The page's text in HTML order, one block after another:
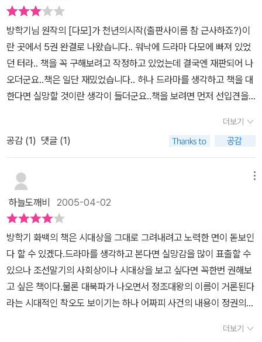
방학기님 원작의 [다모]가 천년의시작(출판사이름 참 근사하죠?)이
란 곳에서 5권 완결로 나왔습니다.. 워낙에 드라마 다모에 빠져 있었
던 터라.. 책을 꼭 구해보려고 작정하고 있었는데 결국엔 재판되어 나
오더군요..책은 일단 재밌었습니다.. 허나 드라마를 생각하고 책을 대
한다면 실망할 것이란 생각이 들더군요..책을 보려면 먼저 선입견을
지만.. 거기에 얽힌 세부사항들은 많이 다르시다고 보면 됩니다..드라
마가 워낙에 알려졌으니 드라마와 비교를 안할 수가 없는데..드라마
에선 세 주인공들의 모습에 촛점을 맞춘 반면..(그게 드라마의 특징이
겠죠.)원작에서 사건과 무술에 촛점을 맞추었습니다..그리고 채옥이
홀로 명실상부한 주인공입니다..특히 채옥의 모습이 좀더 강인하고..
사건의 해결에 결정적인 역할을 합니다..아~ 마축지의 활약도 크구
요..황보윤은 원작에서도 죽습니다..그리고,황보윤의 성격은 드라마
와는 좀 많이 다릅니다..하지만.. 웬지 원작이 좀더 사실적이지 않을까
하는 생각이 들더군요..그 시대의 남자들이라면..뭐 여자에게 순애보
적이지도 않을테고..또, 사건 해결 때문에 사람이 희생되는 것에 대해
그다지 신경쓸 것 같진 않죠..(원작에서 황보윤에게 딴 여자도 있고,
좀 비정하게 나오거든요..)장성백이란 캐릭터는 드라마에서 거의 만
들어낸 것입니다..원작에는 천두령이라고 나오는데.. 성격 더럽거든
더보기
공감 (1) 댓글 (1)
하늘도깨비 2005-04-02
방학기 화백의 책은 시대상을 그대로 그려내려고 노력한 면이 돋보인
다 할 수 있겠다.드라마를 생각하고 본다면 실망감을 많이 표출할 수
있으나 조선말기의 사회상이나 시대상을 보고 싶다면 꼭한번 권해보
고 싶은 책이다.물론 대북파가 나오면서 정조대왕의 이름이 거론된다
라는 시대적인 착오도 보이기는 하나 어짜피 사건의 내용이 정권의
그리 부담스럽지는 않다.약간은 야해보일수 있는 장면들이 있으나 조
더보기